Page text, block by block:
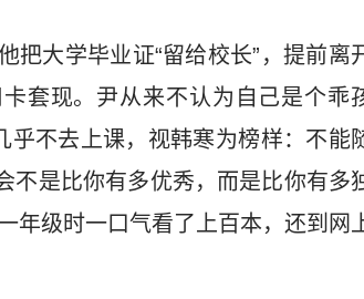
把大学毕业证“留给校长”，提前离
套现。尹从来不认为自己是个乖
乎不去上课，视韩寒为榜样：不能
不是比你有多优秀，而是比你有多
年级时一口气看了上百本，还到网